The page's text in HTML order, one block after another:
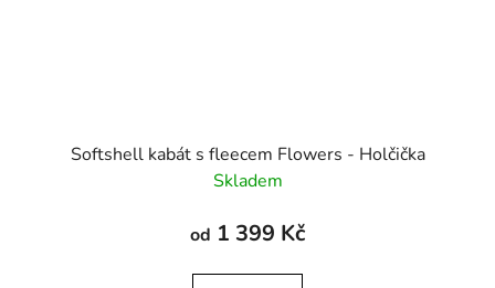
Softshell kabát s fleecem Flowers - Holčička
Skladem
od 1 399 Kč